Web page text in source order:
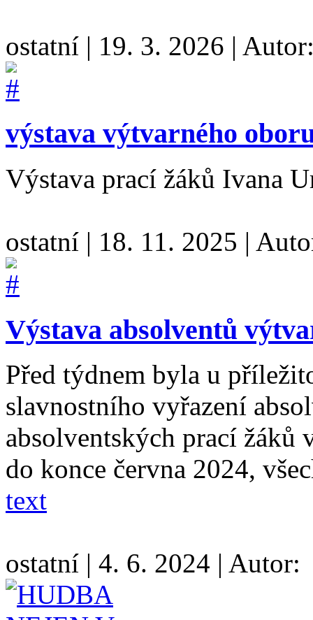
ostatní | 19. 3. 2026 |
výstava výtvarného
Výstava prací žáků Ivana
ostatní | 18. 11. 2025 |
Výstava absolventů
Před týdnem byla u
slavnostního vyřazení
absolventských prací žáků
do konce června 2024,
text
ostatní | 4. 6. 2024 | Autor: